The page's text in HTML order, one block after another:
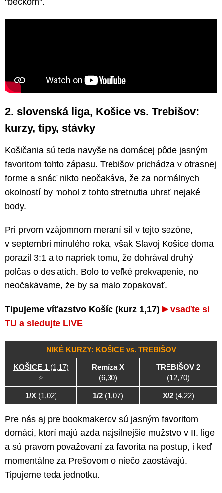
"béčkom".
2. slovenská liga, Košice vs. Trebišov:
kurzy, tipy, stávky
Košičania sú teda navyše na domácej pôde jasným
favoritom tohto zápasu. Trebišov prichádza v otrasnej
forme a snáď nikto neočakáva, že za normálnych
okolností by mohol z tohto stretnutia uhrať nejaké
body.
Pri prvom vzájomnom meraní síl v tejto sezóne,
v septembri minulého roka, však Slavoj Košice doma
porazil 3:1 a to napriek tomu, že dohrával druhý
polčas o desiatich. Bolo to veľké prekvapenie, no
neočakávame, že by sa malo zopakovať.
Tipujeme víťazstvo Košíc (kurz 1,17)
vsaďte si
TU a sledujte LIVE
NIKÉ KURZY: KOŠICE vs. TREBIŠOV
KOŠICE 1(1,17)
⭐
Remíza X
(6,30)
TREBIŠOV 2
(12,70)
1/X(1,02) 1/2 (1,07) X/2(4,22)
Pre nás aj pre bookmakerov sú jasným favoritom
domáci, ktorí majú azda najsilnejšie mužstvo v II. lige
a sú pravom považovaní za favorita na postup, i keď
momentálne za Prešovom o niečo zaostávajú.
Tipujeme teda jednotku.